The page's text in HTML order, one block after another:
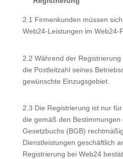
2.1 Firmenkunden müssen
Web24-Leistungen im Web24-
2.2 Während der
die Postleitzahl seines
gewünschte Einzugsgebiet.
2.3 Die Registrierung ist nur
die gemäß den Bestimmungen
Gesetzbuchs (BGB)
Dienstleistungen geschäftlich
Registrierung bei Web24